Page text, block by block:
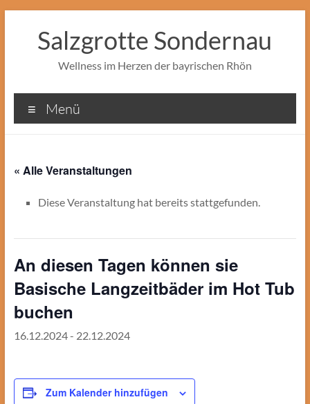
springenSalzgrotte Sondernau
Wellness im Herzen der bayrischen Rhön
Menü
« Alle Veranstaltungen
Diese Veranstaltung hat bereits stattgefunden.
An diesen Tagen können sie
Basische Langzeitbäder im Hot Tub
buchen
16.12.2024- 22.12.2024
Zum Kalender hinzufügen